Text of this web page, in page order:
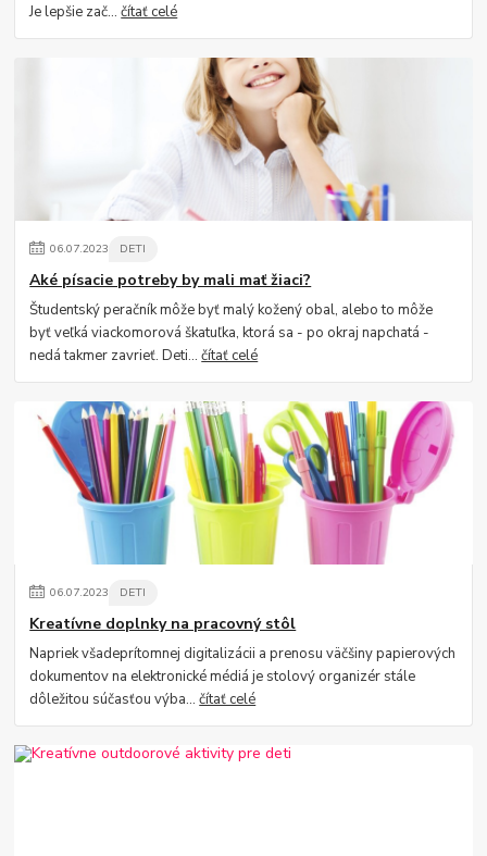
Je lepšie zač...čítať celé
06.07.2023 DETI
Aké písacie potreby by mali mať žiaci?
Študentský peračník môže byť malý kožený obal, alebo to môže
byť veľká viackomorová škatuľka, ktorá sa - po okraj napchatá -
nedá takmer zavrieť. Deti...čítať celé
06.07.2023 DETI
Kreatívne doplnky na pracovný stôl
Napriek všadeprítomnej digitalizácii a prenosu väčšiny papierových
dokumentov na elektronické médiá je stolový organizér stále
dôležitou súčasťou výba...čítať celé